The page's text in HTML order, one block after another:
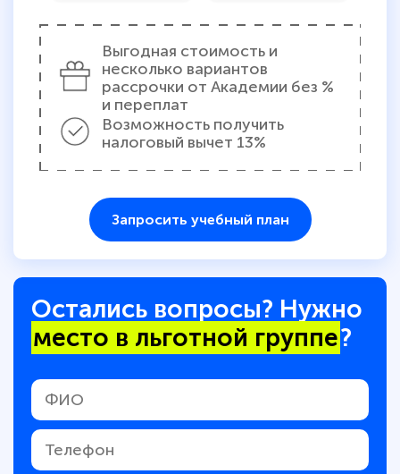
Выгодная стоимость и
несколько вариантов
рассрочки от Академии без %
и переплат
Возможность получить
налоговый вычет 13%
Запросить учебный план
Остались вопросы? Нужно
место в льготной группе?